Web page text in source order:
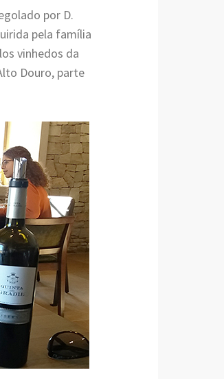
por D.
pela família
vinhedos da
Douro, parte